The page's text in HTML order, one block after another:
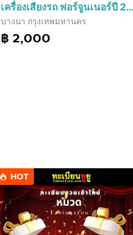
เครื่องเสียงรถ ฟอร์จูนเนอร์ปี 2016 + กล้องถอย สภาพสวยใช้งานได้ปรกติ
บางนา กรุงเทพมหานคร
฿ 2,000
HOT